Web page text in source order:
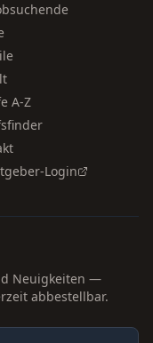
A-Z
Login
Neuigkeiten —
abbestellbar.